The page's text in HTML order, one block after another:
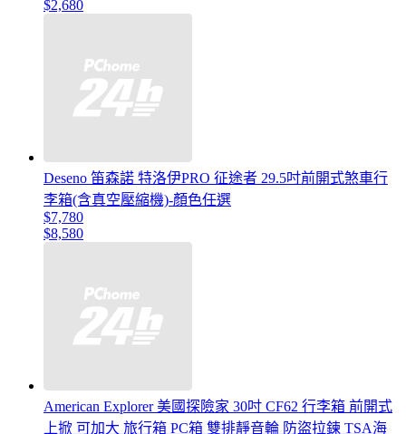
$2,680
Deseno 笛森諾 特洛伊PRO 征途者 29.5吋前開式煞車行
李箱(含真空壓縮機)-顏色任選
$7,780
$8,580
American Explorer 美國探險家 30吋 CF62 行李箱 前開式
上掀 可加大 旅行箱 PC箱 雙排靜音輪 防盜拉鍊 TSA海